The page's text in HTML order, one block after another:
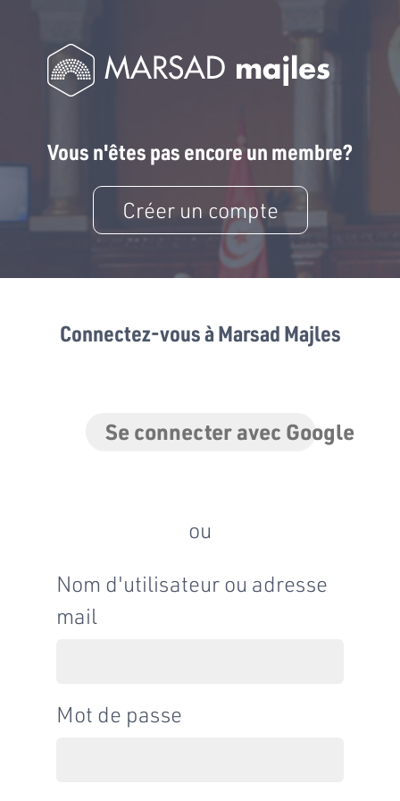
Vous n'êtes pas encore un membre?
Créer un compte
Connectez-vous à Marsad Majles
Se connecter avec Google
ou
Nom d'utilisateur ou adresse
mail
Mot de passe